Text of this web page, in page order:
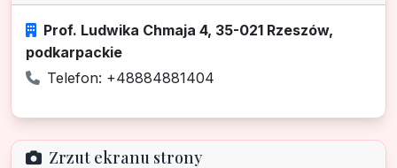
Prof. Ludwika Chmaja 4, 35-021 Rzeszów,
podkarpackie
Telefon: +48884881404
Zrzut ekranu strony